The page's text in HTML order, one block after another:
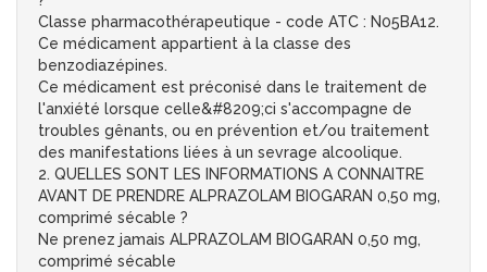
Classe pharmacothérapeutique - code ATC : N05BA12.
Ce médicament appartient à la classe des
benzodiazépines.
Ce médicament est préconisé dans le traitement de
l'anxiété lorsque celle&#8209;ci s'accompagne de
troubles gênants, ou en prévention et/ou traitement
des manifestations liées à un sevrage alcoolique.
2. QUELLES SONT LES INFORMATIONS A CONNAITRE
AVANT DE PRENDRE ALPRAZOLAM BIOGARAN 0,50 mg,
comprimé sécable ?
Ne prenez jamais ALPRAZOLAM BIOGARAN 0,50 mg,
comprimé sécable